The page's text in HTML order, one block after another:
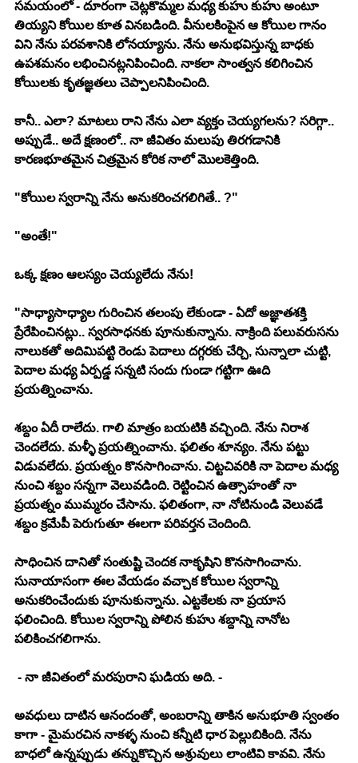
సమయంలో - దూరంగా చెట్లకొమ్మల మధ్య కుహు కుహు అంటూ
తియ్యని కోయిల కూత వినబడింది. వీనులకింపైన ఆ కోయిల గానం
విని నేను పరవశానికి లోనయ్యాను. నేను అనుభవిస్తున్న బాధకు
ఉపశమనం లభించినట్లనిపించింది. నాకలా సాంత్వన కలిగించిన
కోయిలకు కృతజ్ఞతలు చెప్పాలనిపించింది.
కానీ.. ఎలా? మాటలు రాని నేను ఎలా వ్యక్తం చెయ్యగలను? సరిగ్గా..
అప్పుడే.. అదే క్షణంలో.. నా జీవితం మలుపు తిరగడానికి
కారణభూతమైన చిత్రమైన కోరిక నాలో మొలకెత్తింది.
"కోయిల స్వరాన్ని నేను అనుకరించగలిగితే.. ?"
"అంతే!"
ఒక్క క్షణం ఆలస్యం చెయ్యలేదు నేను!
"సాధ్యాసాధ్యాల గురించిన తలంపు లేకుండా - ఏదో అజ్ఞాతశక్తి
ప్రేరేపించినట్లు.. స్వరసాధనకు పూనుకున్నాను. నాక్రింది పలువరుసను
నాలుకతో అదిమిపట్టి రెండు పెదాలు దగ్గరకు చేర్చి, సున్నాలా చుట్టి,
పెదాల మధ్య ఏర్పడ్డ సన్నటి సందు గుండా గట్టిగా ఊది
ప్రయత్నించాను.
శబ్దం ఏదీ రాలేదు. గాలి మాత్రం బయటికి వచ్చింది. నేను నిరాశ
చెందలేదు. మళ్ళీ ప్రయత్నించాను. ఫలితం శూన్యం. నేను పట్టు
విడువలేదు. ప్రయత్నం కొనసాగించాను. చిట్టచివరికి నా పెదాల మధ్య
నుంచి శబ్దం సన్నగా వెలువడింది. రెట్టించిన ఉత్సాహంతో నా
ప్రయత్నం ముమ్మరం చేసాను. ఫలితంగా, నా నోటినుండి వెలువడే
శబ్దం క్రమేపీ పెరుగుతూ ఈలగా పరివర్తన చెందింది.
సాధించిన దానితో సంతుష్టి చెందక నాకృషిని కొనసాగించాను.
సునాయాసంగా ఈల వేయడం వచ్చాక కోయిల స్వరాన్ని
అనుకరించేందుకు పూనుకున్నాను. ఎట్టకేలకు నా ప్రయాస
ఫలించింది. కోయిల స్వరాన్ని పోలిన కుహు శబ్దాన్ని నానోట
పలికించగలిగాను.
- నా జీవితంలో మరపురాని ఘడియ అది. -
అవధులు దాటిన ఆనందంతో, అంబరాన్ని తాకిన అనుభూతి స్వంతం
కాగా - మైమరచిన నాకళ్ళ నుంచి కన్నీటి ధార పెల్లుబికింది. నేను
బాధలో ఉన్నప్పుడు తన్నుకొచ్చిన అశ్రువులు లాంటివి కావవి. నేను